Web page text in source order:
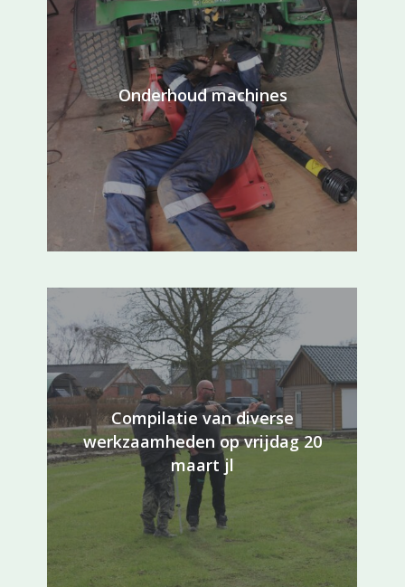
Onderhoud machines
Compilatie van diverse
werkzaamheden op vrijdag 20
maart jl